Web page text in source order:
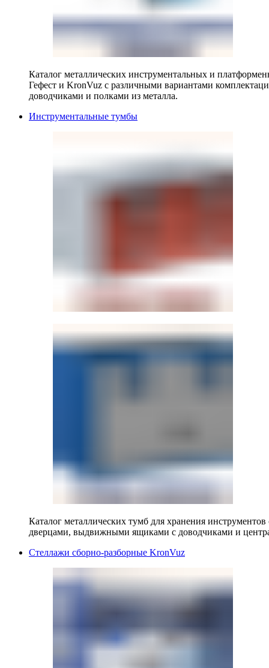
Каталог металлических инструментальных и
Гефест и KronVuz с различными вариантами
доводчиками и полками из металла.
Инструментальные тумбы
Каталог металлических тумб для хранения
дверцами, выдвижными ящиками с доводчиками и
Стеллажи сборно-разборные KronVuz